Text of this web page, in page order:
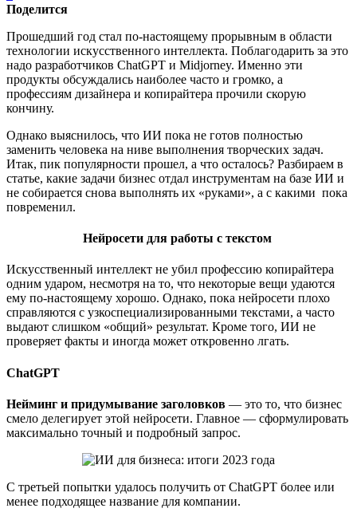
Поделится
Прошедший год стал по-настоящему прорывным в области
технологии искусственного интеллекта. Поблагодарить за это
надо разработчиков ChatGPT и Midjorney. Именно эти
продукты обсуждались наиболее часто и громко, а
профессиям дизайнера и копирайтера прочили скорую
кончину.
Однако выяснилось, что ИИ пока не готов полностью
заменить человека на ниве выполнения творческих задач.
Итак, пик популярности прошел, а что осталось? Разбираем в
статье, какие задачи бизнес отдал инструментам на базе ИИ и
не собирается снова выполнять их «руками», а с какими пока
повременил.
Нейросети для работы с текстом
Искусственный интеллект не убил профессию копирайтера
одним ударом, несмотря на то, что некоторые вещи удаются
ему по-настоящему хорошо. Однако, пока нейросети плохо
справляются с узкоспециализированными текстами, а часто
выдают слишком «общий» результат. Кроме того, ИИ не
проверяет факты и иногда может откровенно лгать.
ChatGPT
Нейминг и придумывание заголовков — это то, что бизнес
смело делегирует этой нейросети. Главное — сформулировать
максимально точный и подробный запрос.
С третьей попытки удалось получить от ChatGPT более или
менее подходящее название для компании.